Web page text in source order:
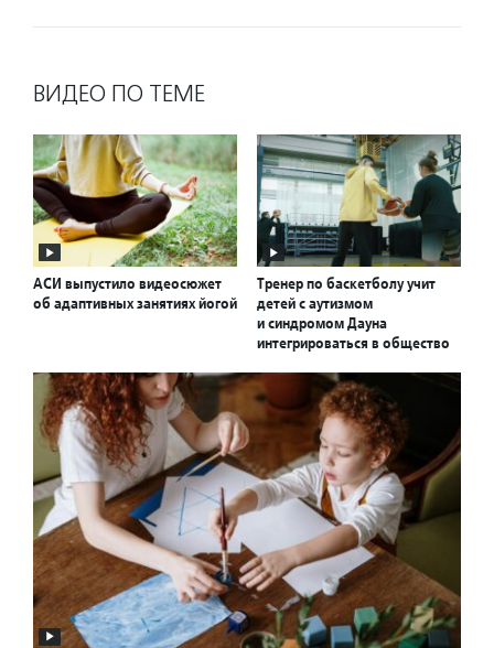
ВИДЕО ПО ТЕМЕ
АСИ выпустило видеосюжет
об адаптивных занятиях йогой
Тренер по баскетболу учит
детей с аутизмом
и синдромом Дауна
интегрироваться в общество